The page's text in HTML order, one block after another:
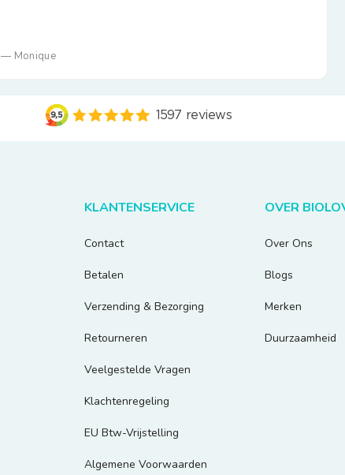
— Monique
KLANTENSERVICE
Contact
Betalen
Verzending & Bezorging
Retourneren
Veelgestelde Vragen
Klachtenregeling
EU Btw-Vrijstelling
Algemene Voorwaarden
OVER
Over Ons
Blogs
Merken
Duurzaamheid